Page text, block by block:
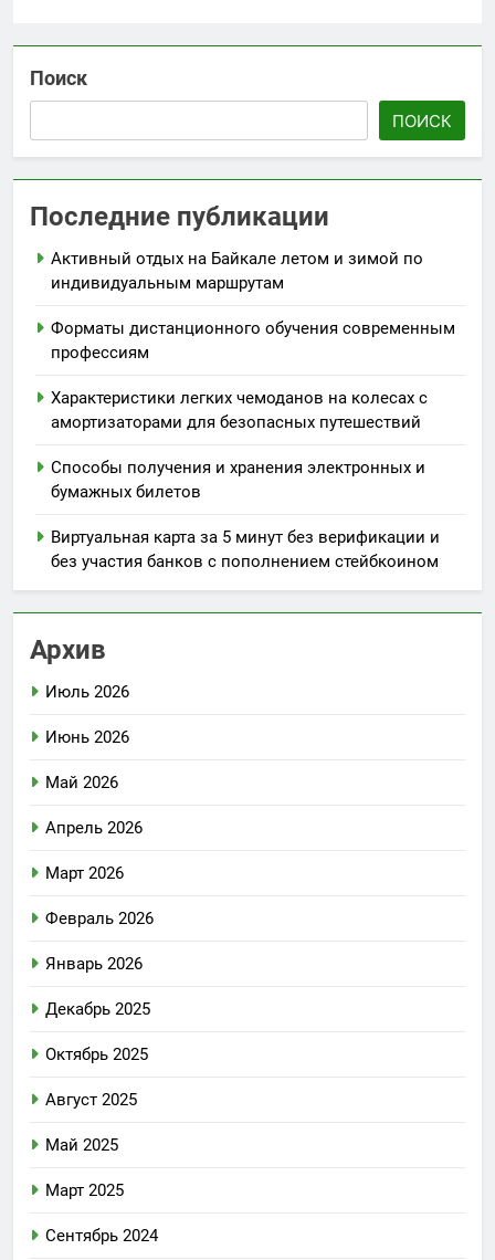
Поиск
ПОИСК
Последние публикации
Активный отдых на Байкале летом и зимой по
индивидуальным маршрутам
Форматы дистанционного обучения современным
профессиям
Характеристики легких чемоданов на колесах с
амортизаторами для безопасных путешествий
Способы получения и хранения электронных и
бумажных билетов
Виртуальная карта за 5 минут без верификации и
без участия банков с пополнением стейбкоином
Архив
Июль 2026
Июнь 2026
Май 2026
Апрель 2026
Март 2026
Февраль 2026
Январь 2026
Декабрь 2025
Октябрь 2025
Август 2025
Май 2025
Март 2025
Сентябрь 2024